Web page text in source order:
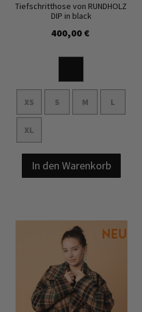
Tiefschritthose von RUNDHOLZ
DIP in black
400,00 €
XS S M L
XL
In den Warenkorb